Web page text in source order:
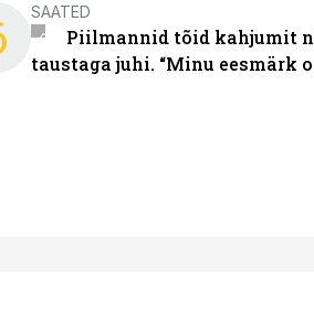
SAATED
Piilmannid tõid kahjumit
taustaga juhi. “Minu eesmärk